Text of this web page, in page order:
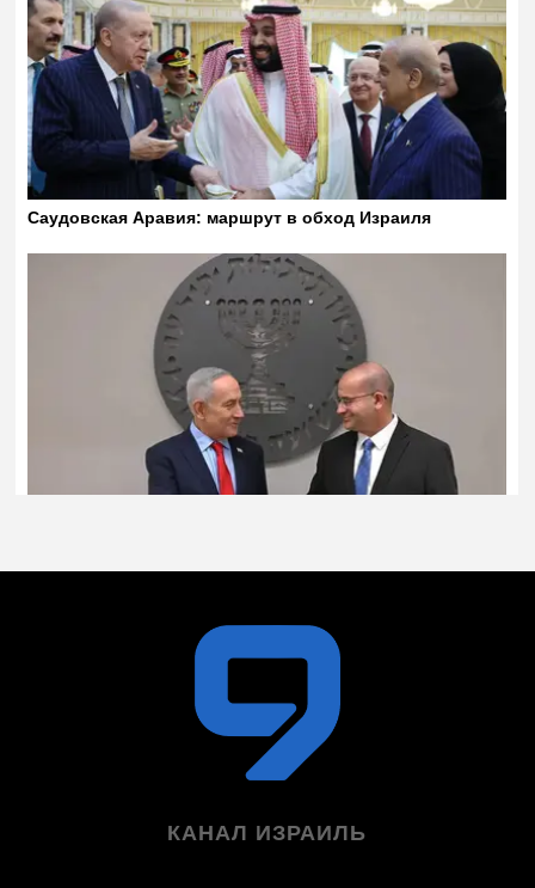
КАНАЛ ИЗРАИЛЬ